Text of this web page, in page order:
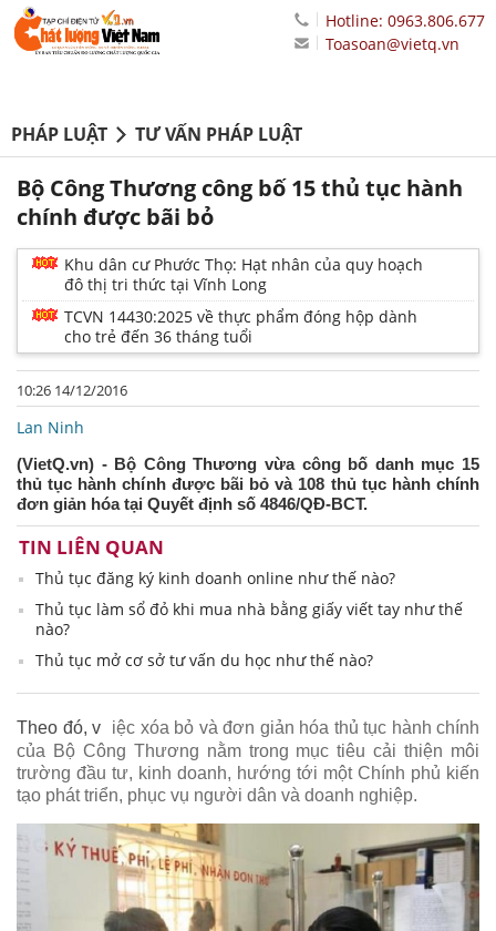
Hotline: 0963.806.677
Toasoan@vietq.vn
PHÁP LUẬT TƯ VẤN PHÁP LUẬT
Bộ Công Thương công bố 15 thủ tục hành
chính được bãi bỏ
Khu dân cư Phước Thọ: Hạt nhân của quy hoạch
đô thị tri thức tại Vĩnh Long
TCVN 14430:2025 về thực phẩm đóng hộp dành
cho trẻ đến 36 tháng tuổi
10:26 14/12/2016
Lan Ninh
(VietQ.vn) - Bộ Công Thương vừa công bố danh mục 15
thủ tục hành chính được bãi bỏ và 108 thủ tục hành chính
đơn giản hóa tại Quyết định số 4846/QĐ-BCT.
TIN LIÊN QUAN
Thủ tục đăng ký kinh doanh online như thế nào?
Thủ tục làm sổ đỏ khi mua nhà bằng giấy viết tay như thế
nào?
Thủ tục mở cơ sở tư vấn du học như thế nào?
Theo đó, v
iệc xóa bỏ và đơn giản hóa thủ tục hành chính
của Bộ Công Thương nằm trong mục tiêu cải thiện môi
trường đầu tư, kinh doanh, hướng tới một Chính phủ kiến
tạo phát triển, phục vụ người dân và doanh nghiệp.